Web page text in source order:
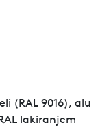
(RAL 9016), alu
lakiranjem